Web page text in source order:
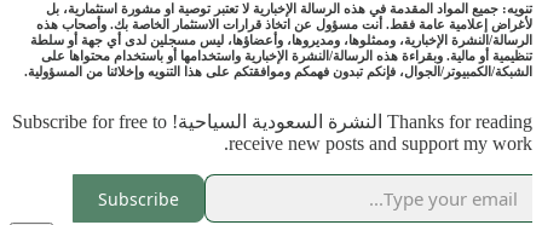
تنويه: جميع المواد المقدمة في هذه الرسالة الإخبارية لا تعتبر توصية او مشورة استثمارية، بل
لأغراض إعلامية عامة فقط. أنت مسؤول عن اتخاذ قرارات الاستثمار الخاصة بك. وأصحاب هذه
الرسالة/النشرة الإخبارية، وممثلوها، ومديروها، وأعضاؤها، ليس مسجلين لدى أي جهة أو سلطة
تنظيمية أو مالية. وبقراءة هذه الرسالة/النشرة الإخبارية واستخدامها أو باستخدام محتواها على
الشبكة/الكمبيوتر/الجوال، فإنكم تبدون فهمكم وموافقتكم على هذا التنويه وإخلائنا من المسؤولية.
Thanks for reading النشرة السعودية السياحية! Subscribe for free to
receive new posts and support my work.
Subscribe